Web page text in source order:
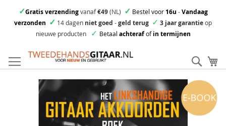
✓Gratis verzendingvanaf€49(NL) ✓ Bestel voor16u -Vandaag
verzonden ✓ 14 dagen niet goed -geld terug ✓ 3 jaar garantieop
nieuwe producten
✓ Betaal achterafofin termijnen
direct
door